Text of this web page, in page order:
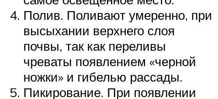
Полив. Поливают умеренно, при
высыхании верхнего слоя
почвы, так как переливы
чреваты появлением «черной
ножки» и гибелью рассады.
Пикирование. При появлении